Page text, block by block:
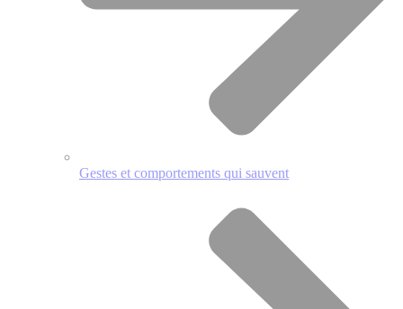
Gestes et comportements qui sauvent